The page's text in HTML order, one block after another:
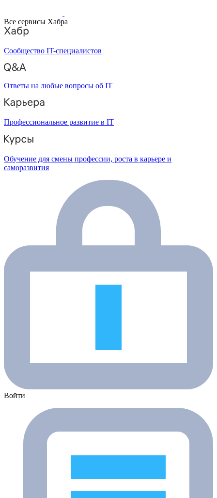
Все сервисы Хабра
Сообщество IT-специалистов
Ответы на любые вопросы об IT
Профессиональное развитие в IT
Обучение для смены профессии, роста в карьере и
саморазвития
Войти